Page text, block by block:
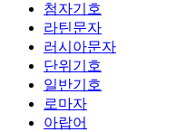
첨자기호
라틴문자
러시아문자
단위기호
일반기호
로마자
아랍어